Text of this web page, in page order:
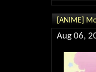
[ANIME]
Aug 06,